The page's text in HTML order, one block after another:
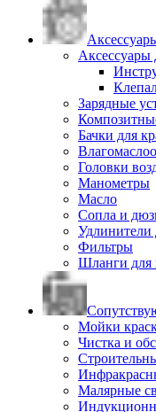
Аксессуары
Зарядные
Бачки для
Головки
Манометры
Масло
Сопла и
Удлинители
Фильтры
Шланги для
Мойки
Чистка и
Малярные